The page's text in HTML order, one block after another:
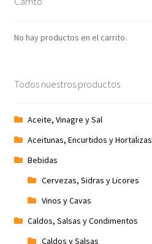
Términos y condiciones
Tienda
No hay productos en el carrito.
Todos nuestros productos
Aceite, Vinagre y Sal
Aceitunas, Encurtidos y Hortalizas
Bebidas
Cervezas, Sidras y Licores
Vinos y Cavas
Caldos, Salsas y Condimentos
Caldos y Salsas